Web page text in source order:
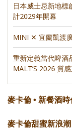
日本威士忌新地標
計2029年開幕
MINI ✕ 宜蘭凱渡
重新定義當代啤酒
MALT’S 2026 質感
麥卡倫 • 新餐酒時
麥卡倫甜蜜新浪潮